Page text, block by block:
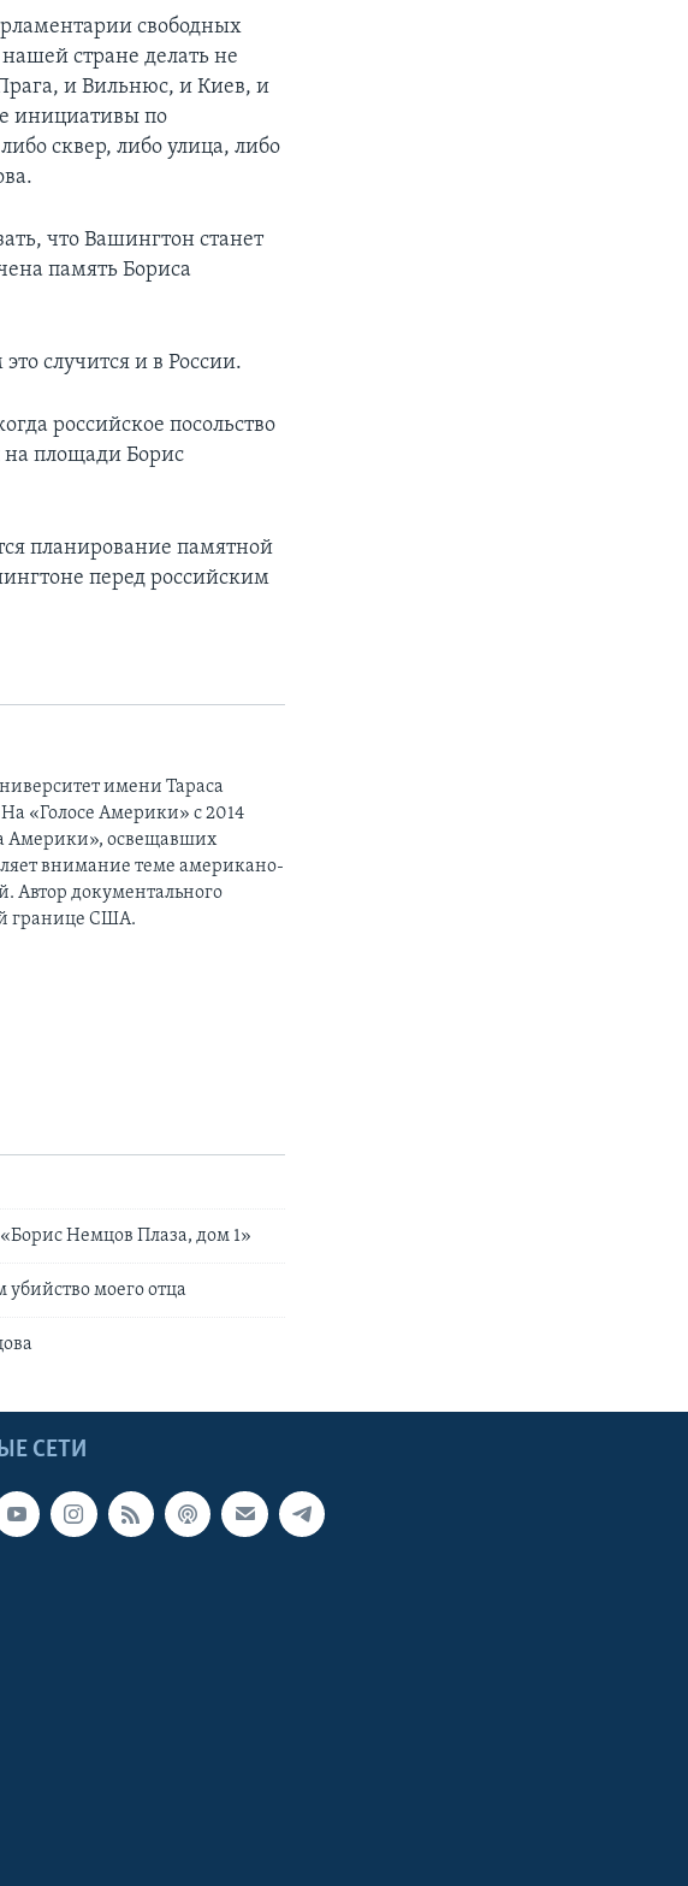
свободных
стране делать не
и Вильнюс, и Киев, и
инициативы по
сквер, либо улица, либо
что Вашингтон станет
память Бориса
случится и в России.
российское посольство
на площади Борис
планирование памятной
перед российским
имени Тараса
«Голосе Америки» с 2014
Америки», освещавших
внимание теме американо-
Автор документального
границе США.
Немцов Плаза, дом 1»
моего отца
СЕТИ